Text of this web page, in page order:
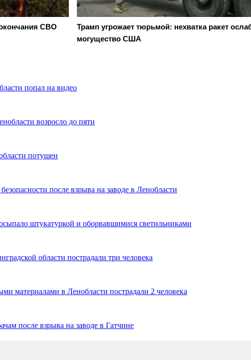
окончания СВО
Трамп угрожает тюрьмой: нехватка ракет
могущество США
попал на видео
возросло до пяти
потушен
после взрыва на заводе в Ленобласти
штукатуркой и оборвавшимися светильниками
области пострадали три человека
материалами в Ленобласти пострадали 2 человека
после взрыва на заводе в Гатчине